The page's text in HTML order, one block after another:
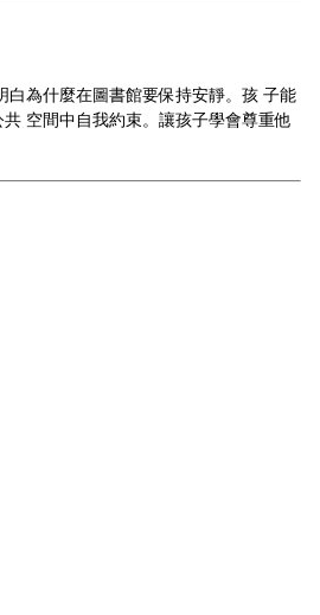
白為什麼在圖書館要保持安靜。孩 子能
空間中自我約束。讓孩子學會尊重他